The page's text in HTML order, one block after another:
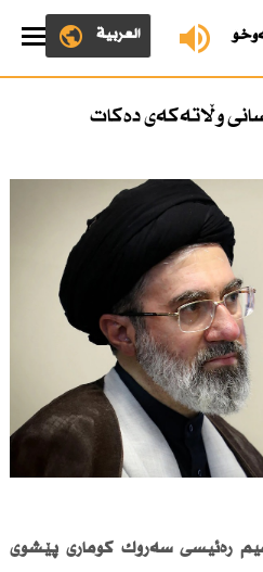
العربية
وڵاتەكەی دەكات
رەئیسی سەرۆك كۆماری پێشوی